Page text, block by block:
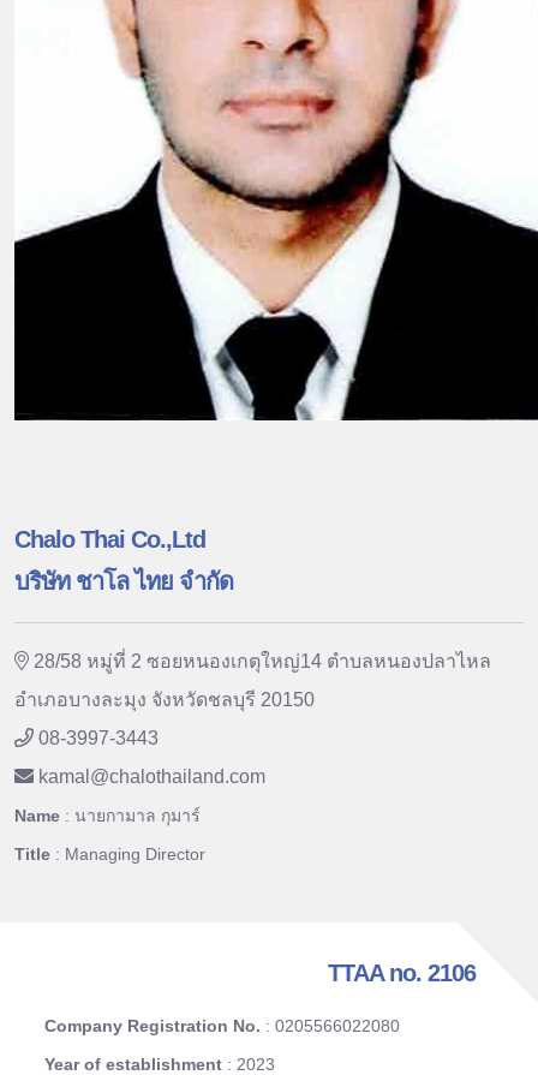
Chalo Thai Co.,Ltd
บริษัท ชาโล ไทย จำกัด
28/58 หมู่ที่ 2 ซอยหนองเกตุใหญ่14 ตำบลหนองปลาไหล
อำเภอบางละมุง จังหวัดชลบุรี 20150
08-3997-3443
kamal @chalothailand.com
Name : นายกามาล กุมาร์
Title : Managing Director
TTAA no. 2106
Company Registration No. : 0205566022080
Year of establishment : 2023